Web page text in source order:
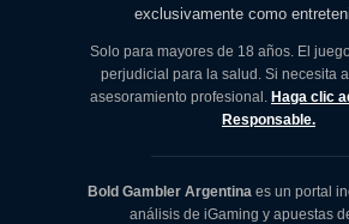
exclusivamente como
Solo para mayores de 18 años. El
perjudicial para la salud. Si necesita
asesoramiento profesional. Haga clic
Responsable.
Bold Gambler Argentinaes un portal
análisis de iGaming y apuestas